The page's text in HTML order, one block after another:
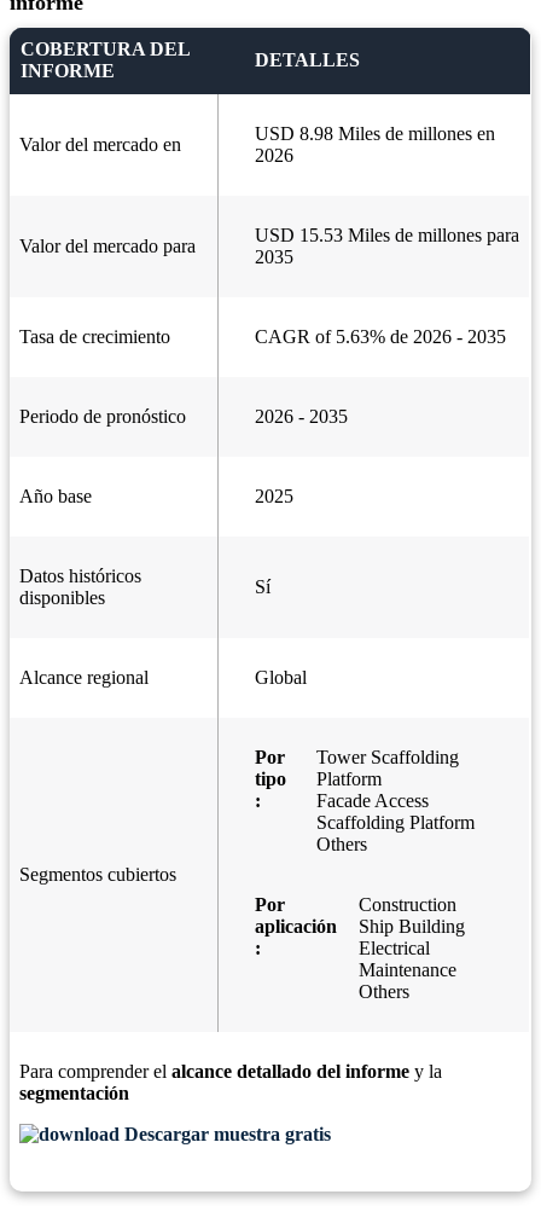
COBERTURA DEL
INFORME
DETALLES
Valor del mercado en
USD 8.98 Miles de millones en
2026
Valor del mercado para
USD 15.53 Miles de millones para
2035
Tasa de crecimiento CAGR of 5.63% de 2026 - 2035
Periodo de pronóstico 2026 - 2035
Año base 2025
Datos históricos
disponibles
Sí
Alcance regional Global
Segmentos cubiertos
Por
tipo
:
Tower Scaffolding
Platform
Facade Access
Scaffolding Platform
Others
Por
aplicación
:
Construction
Ship Building
Electrical
Maintenance
Others
Para comprender el alcance detallado del informe y la
segmentación
Descargar muestra gratis